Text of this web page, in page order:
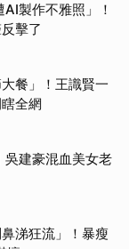
製作不雅照」！
擊了
餐」！王識賢一
全網
吳建豪混血美女老
涕狂流」！暴瘦